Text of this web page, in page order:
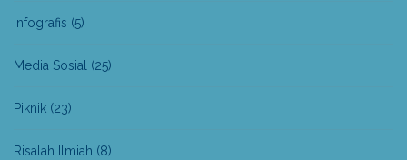
Infografis (5)
Media Sosial (25)
Piknik (23)
Risalah Ilmiah (8)